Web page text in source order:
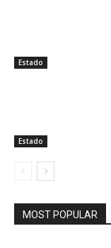
Estado
Estado
MOST POPULAR